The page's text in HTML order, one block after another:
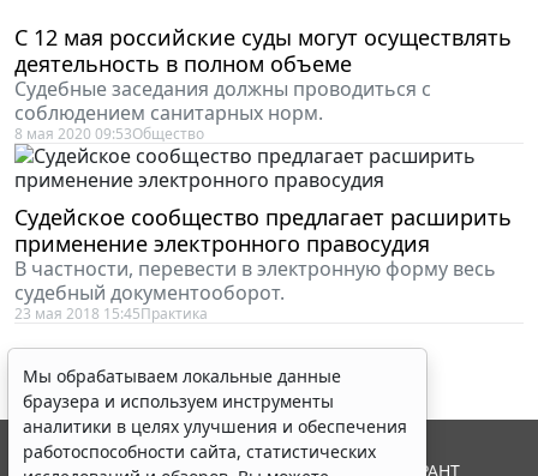
С 12 мая российские суды могут осуществлять
деятельность в полном объеме
Судебные заседания должны проводиться с
соблюдением санитарных норм.
8 мая 2020 09:53Общество
Судейское сообщество предлагает расширить
применение электронного правосудия
В частности, перевести в электронную форму весь
судебный документооборот.
23 мая 2018 15:45Практика
Мы обрабатываем локальные данные
браузера и используем инструменты
аналитики в целях улучшения и обеспечения
работоспособности сайта, статистических
© ООО "НПП "ГАРАНТ-СЕРВИС", 2026. Система ГАРАНТ